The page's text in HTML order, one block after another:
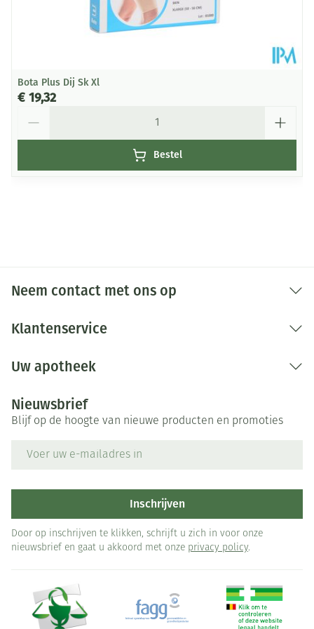
Bota Plus Dij Sk Xl
€ 19,32
Bestel
Neem contact met ons op
Klantenservice
Uw apotheek
Nieuwsbrief
Blijf op de hoogte van nieuwe producten en promoties
Inschrijven
Door op inschrijven te klikken, schrijft u zich in voor onze
nieuwsbrief en gaat u akkoord met onze privacy policy.